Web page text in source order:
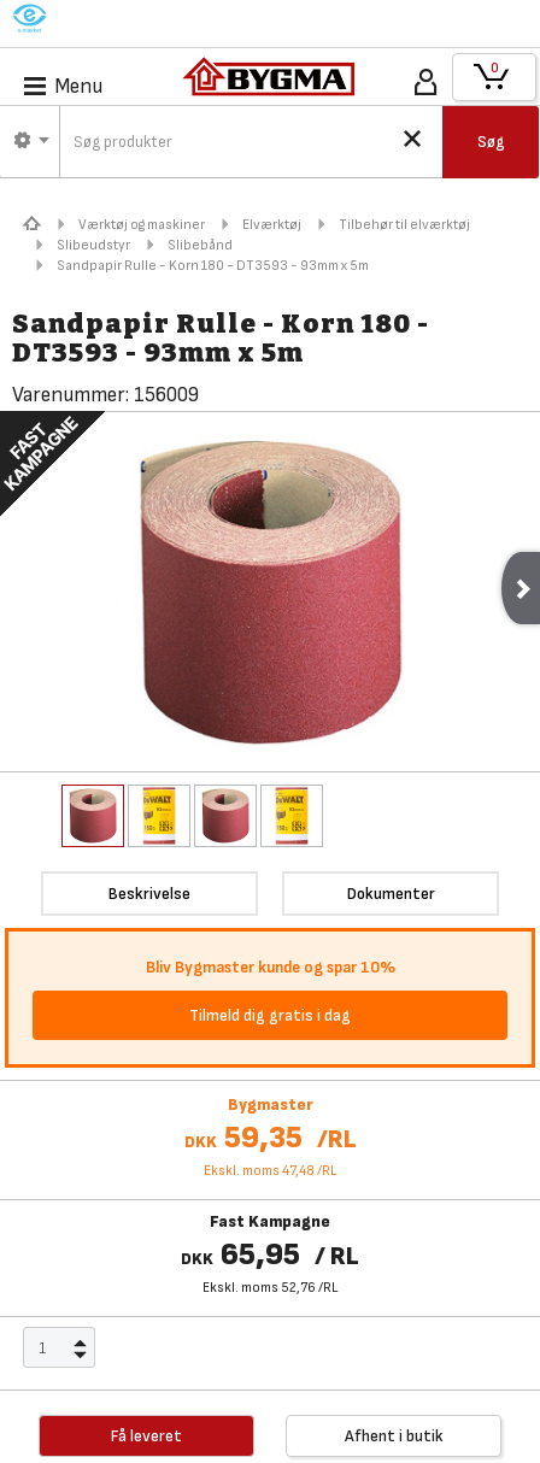
M
Menu
Søg
0
Værktøj og maskiner Elværktøj
Tilbehør til elværktøj
Slibeudstyr
Slibebånd
Sandpapir Rulle - Korn 180 - DT3593 - 93mm x 5m
Sandpapir Rulle - Korn 180 -
DT3593 - 93mm x 5m
Varenummer: 156009
Beskrivelse Dokumenter
Bliv Bygmaster kunde og spar 10%
Tilmeld dig gratis i dag
Bygmaster
DKK 59,35 /RL
Ekskl. moms 47,48 /RL
Fast Kampagne
DKK 65,95 /RL
Ekskl. moms 52,76 /RL
Få leveret Afhent i butik